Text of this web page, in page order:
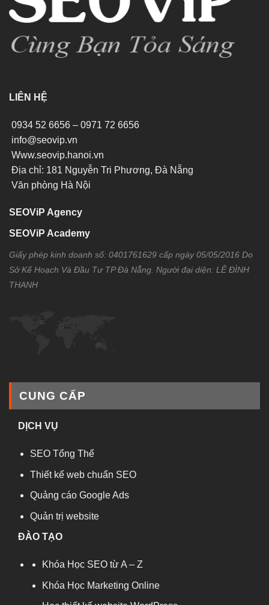
LIÊN HỆ
0934 52 6656 – 0971 72 6656
info@seovip.vn
Www.seovip.hanoi.vn
Địa chỉ: 181 Nguyễn Tri Phương, Đà Nẵng
Văn phòng Hà Nội
SEOViP Agency
SEOViP Academy
Giấy phép kinh doanh số: 0401761629 cấp ngày 05/05/2016 Do
Sở Kế Hoạch Và Đầu Tư TP Đà Nẵng. Người đại diện: LÊ ĐÌNH
THANH
CUNG CẤP
DỊCH VỤ
SEO Tổng Thể
Thiết kế web chuẩn SEO
Quảng cáo Google Ads
Quản trị website
ĐÀO TẠO
Khóa Học SEO từ A – Z
Khóa Học Marketing Online